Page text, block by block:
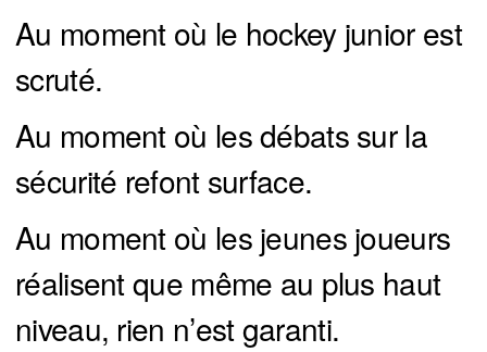
Au moment où le hockey junior est
scruté.
Au moment où les débats sur la
sécurité refont surface.
Au moment où les jeunes joueurs
réalisent que même au plus haut
niveau, rien n’est garanti.